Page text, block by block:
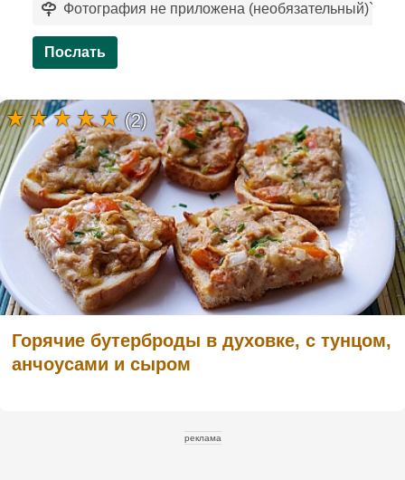
Фотография не приложена (необязательный)`
Послать
Горячие бутерброды в духовке, с тунцом,
анчоусами и сыром
(2)
реклама